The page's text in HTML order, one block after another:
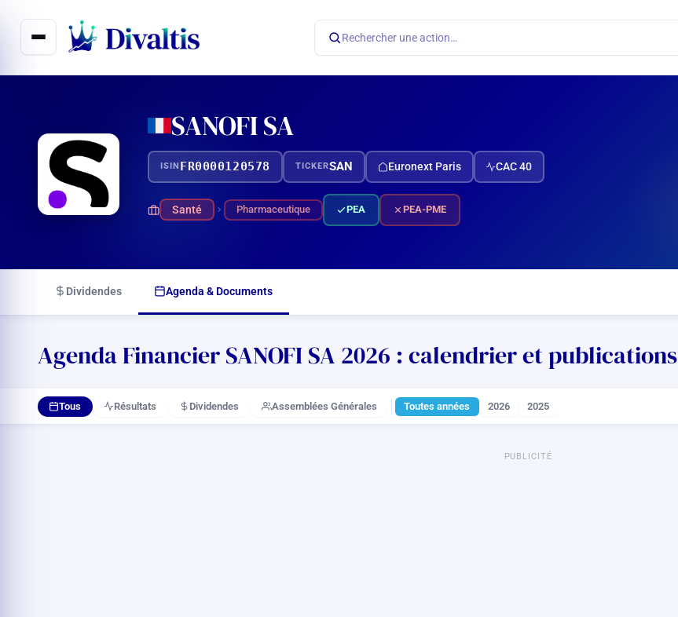
contenu
Rechercher une action…
SANOFI SA
ISIN FR0000120578 TICKERSAN Euronext Paris CAC 40
Santé Pharmaceutique PEA PEA-PME
Dividendes Agenda & Documents
Agenda Financier SANOFI SA 2026 : calendrier et publications
Tous Résultats Dividendes Assemblées Générales Toutes années 2026 2025
PUBLICITÉ